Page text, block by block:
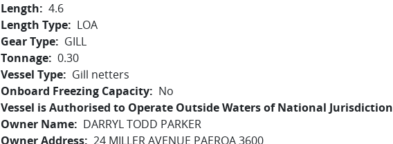
Length
4.6
Length Type
LOA
Gear Type
GILL
Tonnage 0.30
Vessel Type
Gill netters
Onboard Freezing Capacity
No
Vessel is Authorised to Operate Outside Waters of National Jurisdiction
Owner Name
DARRYL TODD PARKER
Owner Address 24 MILLER AVENUE PAEROA 3600